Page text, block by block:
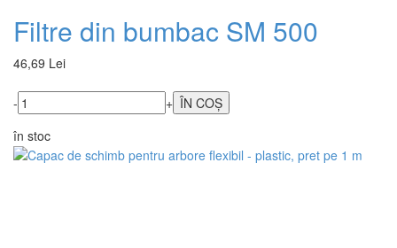
Filtre din bumbac SM 500
46,69 Lei
-
+
în stoc